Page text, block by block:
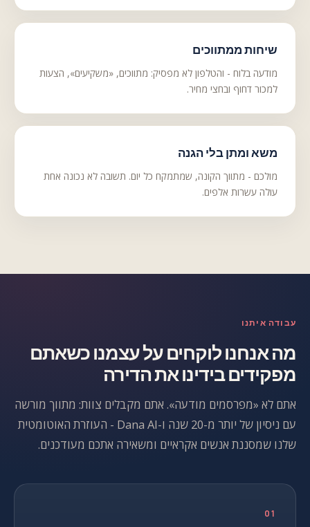
שיחות ממתווכים
מודעה בלוח - והטלפון לא מפסיק: מתווכים, «משקיעים», הצעות
למכור דחוף ובחצי מחיר.
משא ומתן בלי הגנה
מולכם - מתווך הקונה, שמתמקח כל יום. תשובה לא נכונה אחת
עולה עשרות אלפים.
עבודה איתנו
מה אנחנו לוקחים על עצמנו כשאתם
מפקידים בידינו את הדירה
אתם לא «מפרסמים מודעה». אתם מקבלים צוות: מתווך מורשה
עם ניסיון של יותר מ-20 שנה ו-Dana AI - העוזרת האוטומטית
שלנו שמסננת אנשים אקראיים ומשאירה אתכם מעודכנים.
01